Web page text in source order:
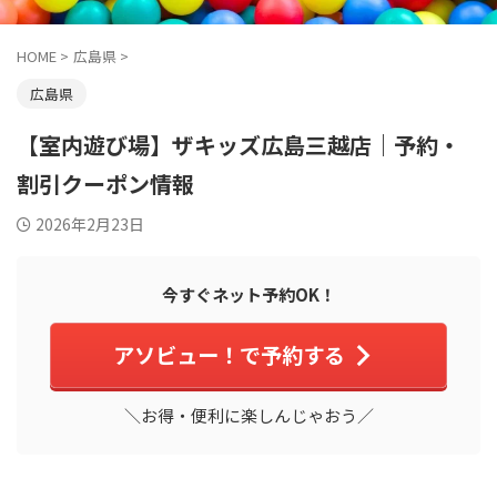
HOME > 広島県 >
広島県
【室内遊び場】ザキッズ広島三越店｜予約・
割引クーポン情報
2026年2月23日
今すぐネット予約OK！
アソビュー！で予約する
＼お得・便利に楽しんじゃおう／